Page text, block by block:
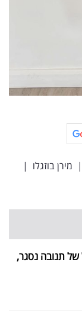
| מירן בוזגלו |
של תנובה נסגר,